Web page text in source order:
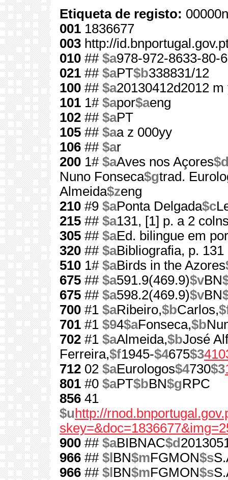
Etiqueta de registo:
001 1836677
003 http://
010 ## $a978-972-8633-80-6
021 ## $aPT$b338831/12
100 ## $a20130412d2012
101 1# $apor$aeng
102 ## $aPT
105 ## $aa z 000yy
106 ## $ar
200 1# $aAves nos Açores
Nuno Fonseca$gtrad.
Almeida$zeng
210 #9 $aPonta Delgada$c
215 ## $a131, [1] p. a 2
305 ## $aEd. bilingue em
320 ## $aBibliografia, p. 131
510 1# $aBirds in the Azores
675 ## $a591.9(469.9)$vBN
675 ## $a598.2(469.9)$vBN
700 #1 $aRibeiro,$bCarlos,
701 #1 $94$aFonseca,$b
702 #1 $aAlmeida,$bJosé
Ferreira,$f1945-$4675$3
712 02 $aEurologos$4730$3
801 #0 $aPT$bBN$gRPC
856 41
$u http://
900 ## $aBIBNAC$d
966 ## $l BN$mFGMON$s
966 ## $l BN$mFGMON$s